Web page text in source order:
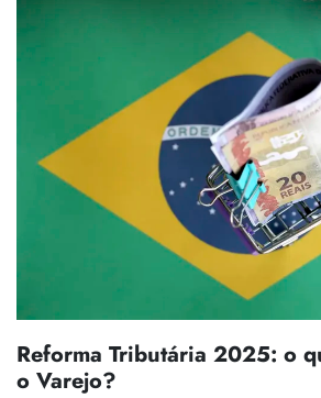
Reforma Tributária 2025: o
o Varejo?